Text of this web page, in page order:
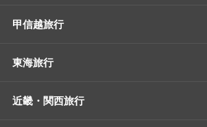
甲信越旅行
東海旅行
近畿・関西旅行